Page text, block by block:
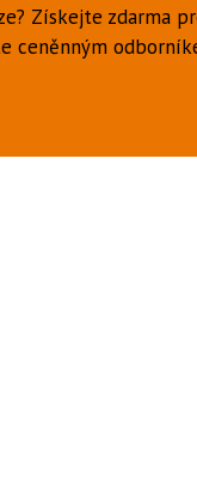
Získejte zdarma
ceněnným